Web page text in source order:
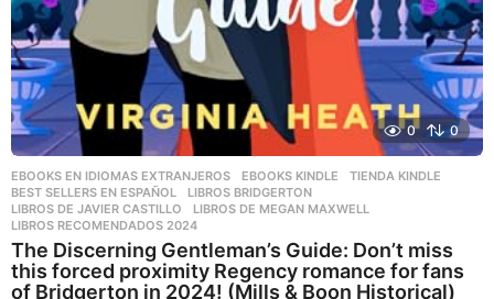
0 0
EBOOKS EN IDIOMAS EXTRANJEROS ,EBOOKS KINDLE ,TIENDA KINDLE
BEST SELLERS EN ESPAÑOL
,LIBROS BRIDGERTON
LIBROS DE JAVIER CASTILLO
,LIBROS DE MEGAN MAXWELL
LIBROS RECOMENDADOS 2024
The Discerning Gentleman’s Guide: Don’t miss
this forced proximity Regency romance for fans
of Bridgerton in 2024! (Mills & Boon Historical)